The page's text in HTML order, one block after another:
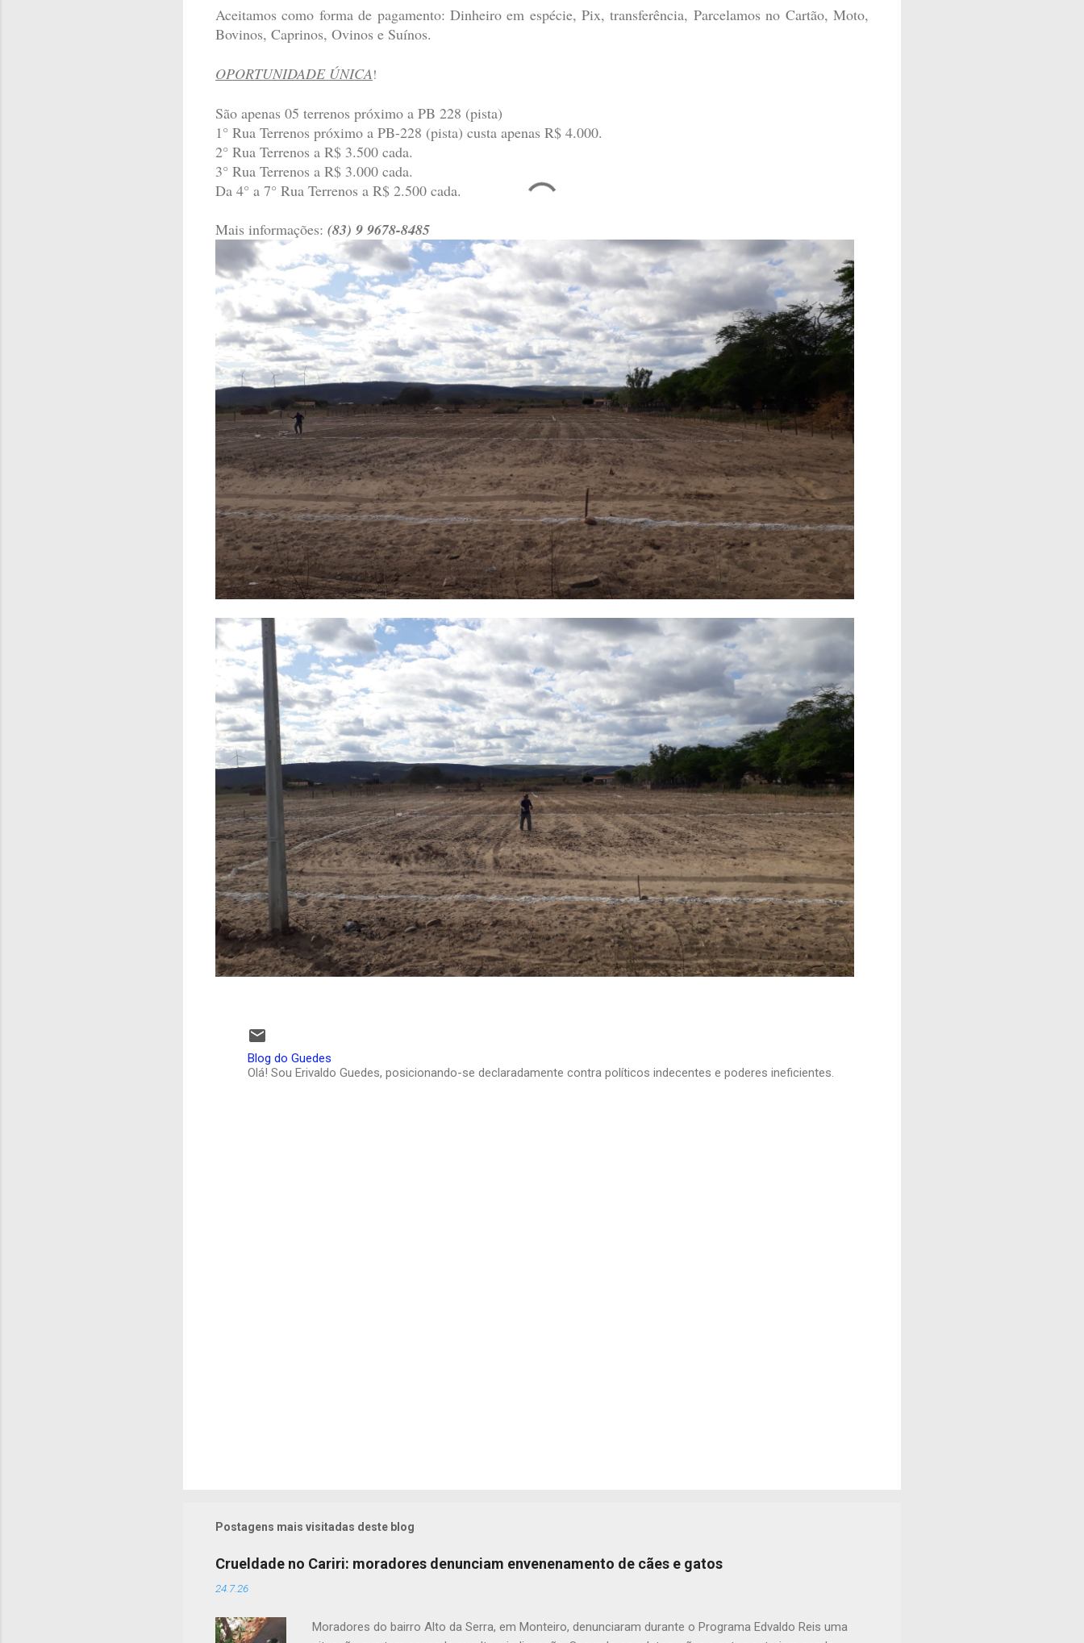
Aceitamos como forma de pagamento: Dinheiro em espécie, Pix, transferência, Parcelamos no Cartão, Moto,
Bovinos, Caprinos, Ovinos e Suínos.
OPORTUNIDADE ÚNICA!
São apenas 05 terrenos próximo a PB 228 (pista)
1° Rua Terrenos próximo a PB-228 (pista) custa apenas R$ 4.000.
2° Rua Terrenos a R$ 3.500 cada.
3° Rua Terrenos a R$ 3.000 cada.
Da 4° a 7° Rua Terrenos a R$ 2.500 cada.
Mais informações: (83) 9 9678-8485
Blog do Guedes
Olá! Sou Erivaldo Guedes, posicionando-se declaradamente contra políticos indecentes e poderes ineficientes.
Postagens mais visitadas deste blog
Crueldade no Cariri: moradores denunciam envenenamento de cães e gatos
24.7.26
Moradores do bairro Alto da Serra, em Monteiro, denunciaram durante o Programa Edvaldo Reis uma